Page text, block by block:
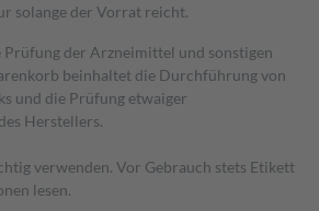
solange der Vorrat reicht.
Prüfung der Arzneimittel und sonstigen
beinhaltet die Durchführung von
und die Prüfung etwaiger
Herstellers.
verwenden. Vor Gebrauch stets Etikett
lesen.